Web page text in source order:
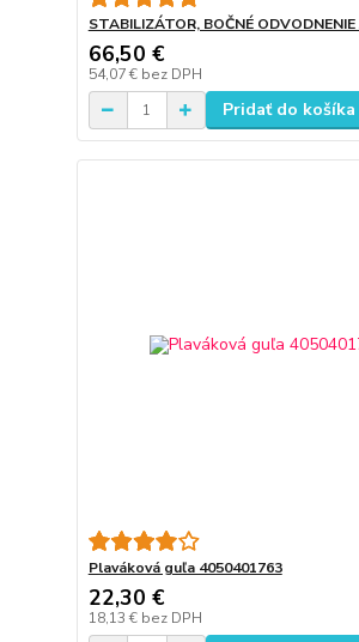
STABILIZÁTOR, BOČNÉ ODVODNENIE
66,50 €
54,07 € bez DPH
Pridať do košíka
Plaváková guľa 4050401763
22,30 €
18,13 € bez DPH